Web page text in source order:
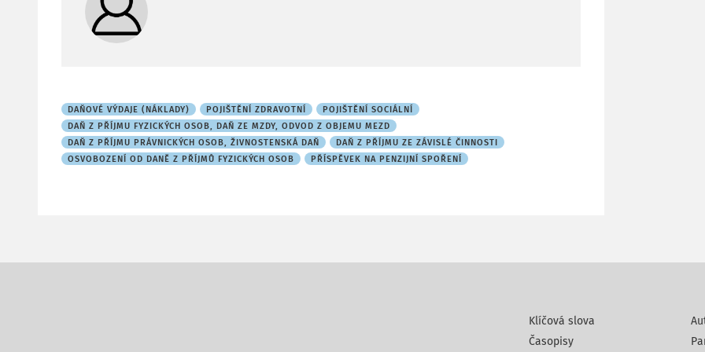
DAŇOVÉ VÝDAJE (NÁKLADY) POJIŠTĚNÍ ZDRAVOTNÍ
POJIŠTĚNÍ SOCIÁLNÍ
DAŇ Z PŘÍJMU FYZICKÝCH OSOB, DAŇ ZE MZDY, ODVOD Z OBJEMU MEZD
DAŇ Z PŘÍJMU PRÁVNICKÝCH OSOB, ŽIVNOSTENSKÁ DAŇ
DAŇ Z PŘÍJMU ZE ZÁVISLÉ ČINNOSTI
OSVOBOZENÍ OD DANĚ Z PŘÍJMŮ FYZICKÝCH OSOB
PŘÍSPĚVEK NA PENZIJNÍ SPOŘENÍ
Klíčová slova
Časopisy